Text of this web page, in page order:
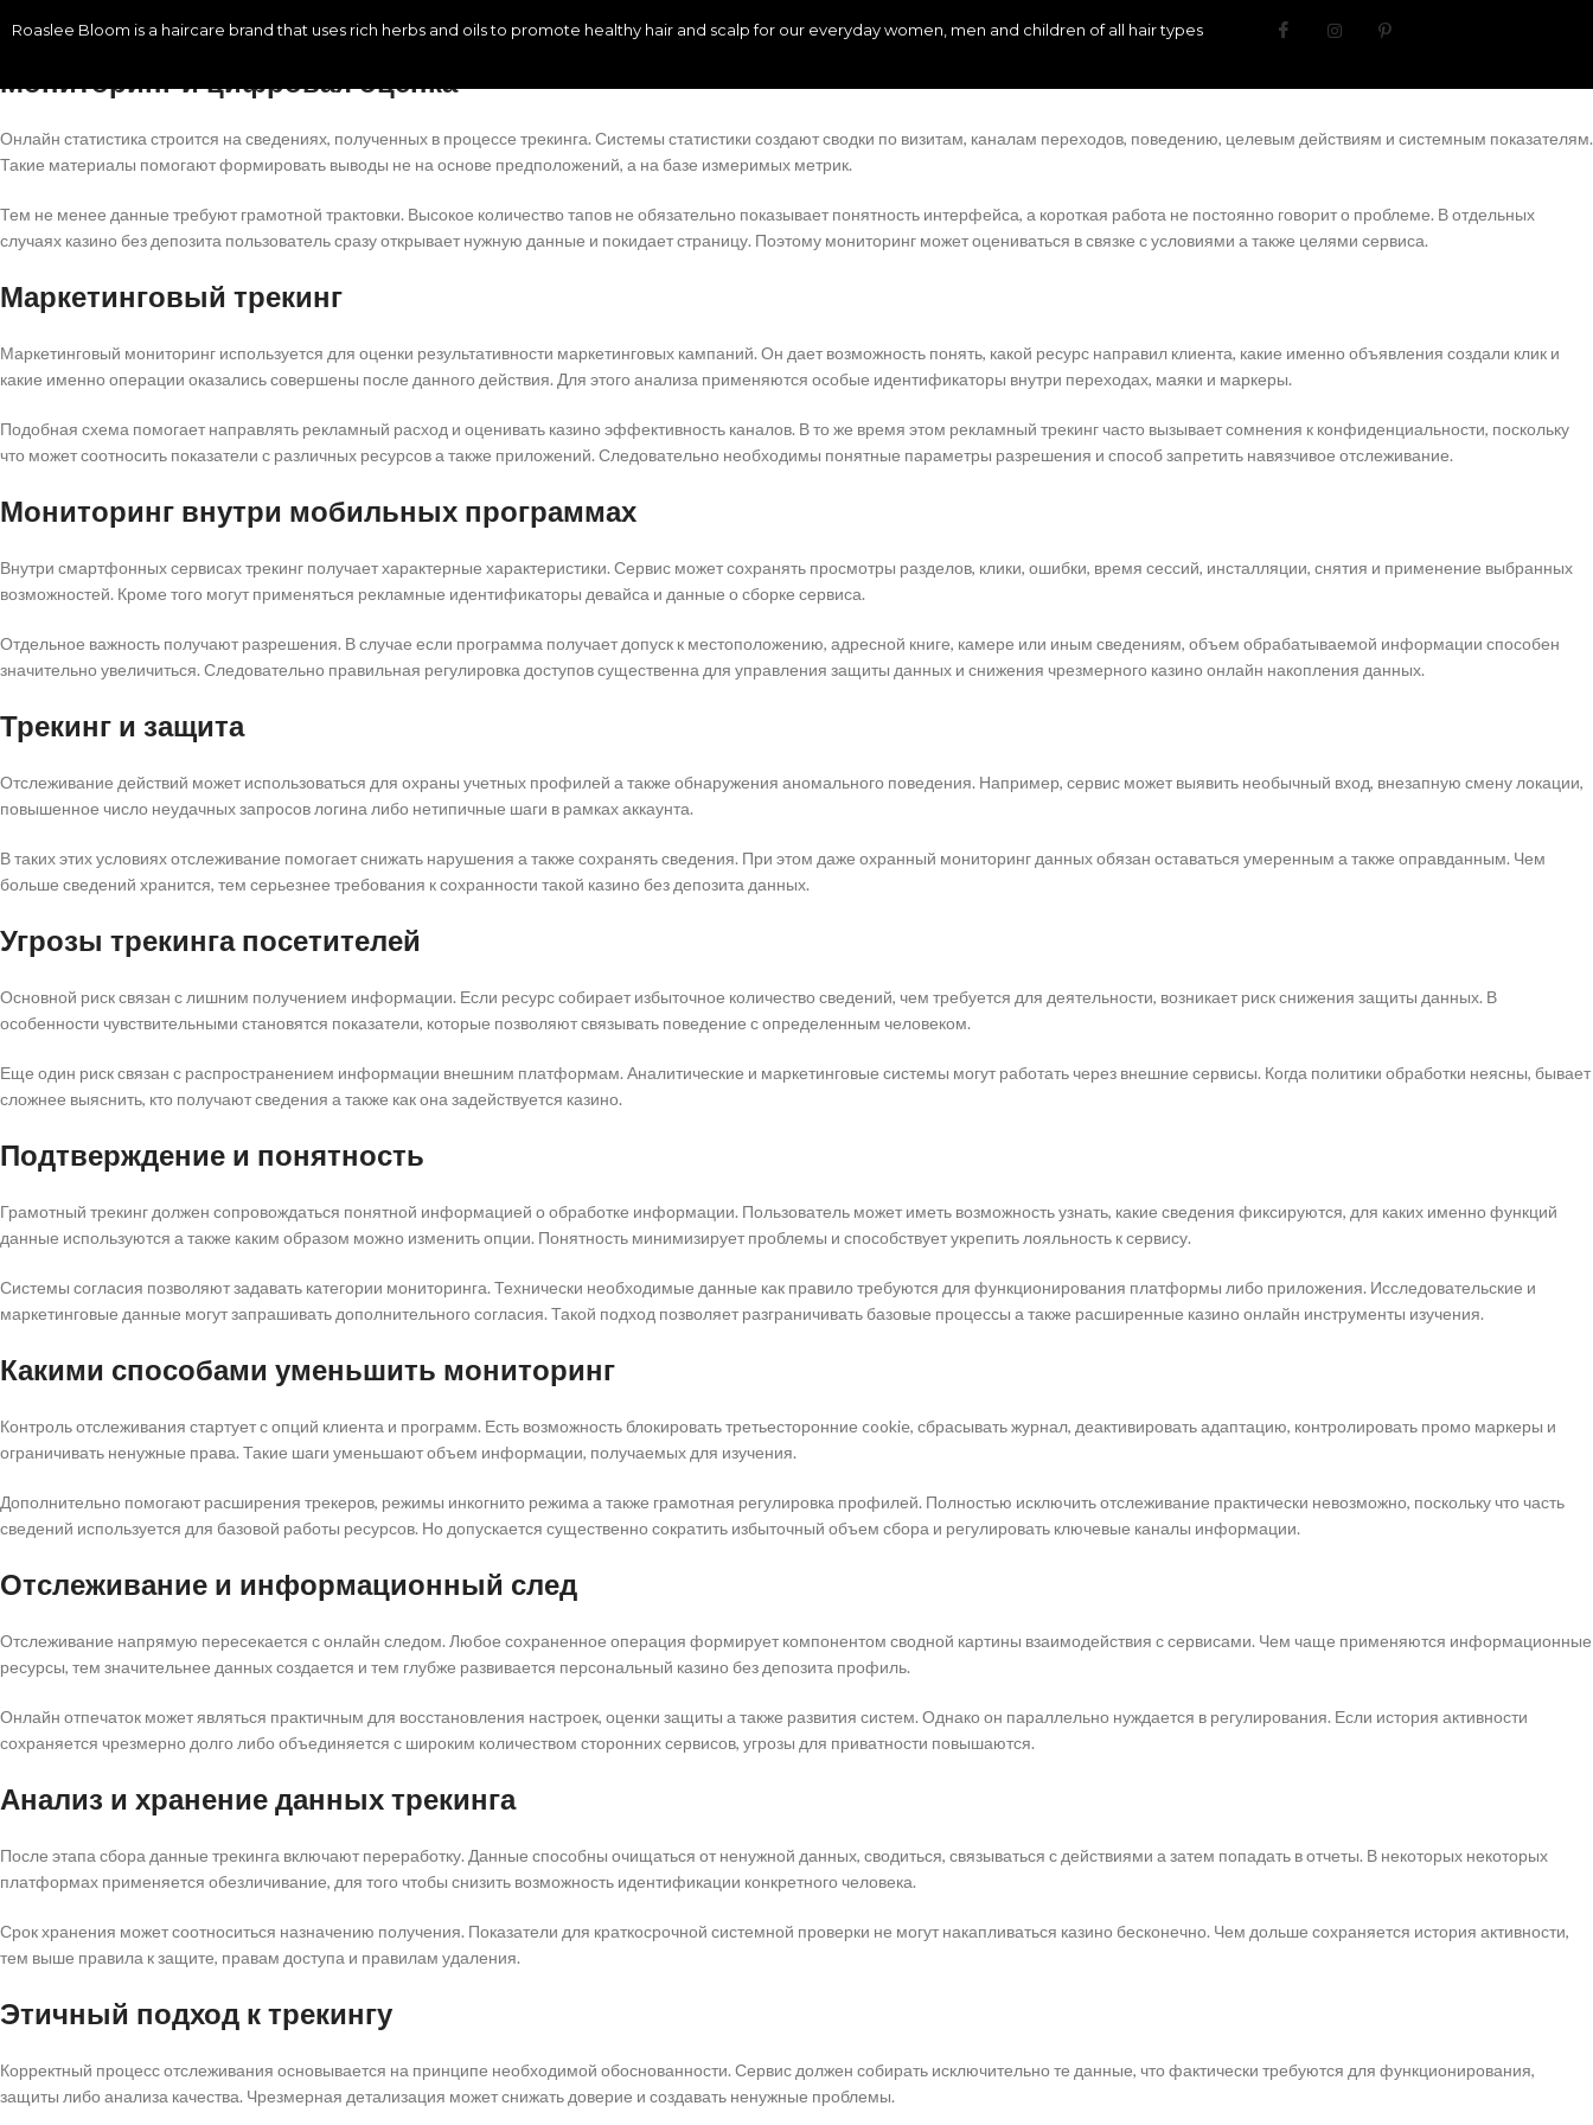
данных.
Мониторинг и цифровая оценка
Онлайн статистика строится на сведениях, полученных в процессе трекинга. Системы статистики создают сводки по визитам, каналам переходов, поведению, целевым действиям и системным показателям.
Такие материалы помогают формировать выводы не на основе предположений, а на базе измеримых метрик.
Тем не менее данные требуют грамотной трактовки. Высокое количество тапов не обязательно показывает понятность интерфейса, а короткая работа не постоянно говорит о проблеме. В отдельных
случаях казино без депозита пользователь сразу открывает нужную данные и покидает страницу. Поэтому мониторинг может оцениваться в связке с условиями а также целями сервиса.
Маркетинговый трекинг
Маркетинговый мониторинг используется для оценки результативности маркетинговых кампаний. Он дает возможность понять, какой ресурс направил клиента, какие именно объявления создали клик и
какие именно операции оказались совершены после данного действия. Для этого анализа применяются особые идентификаторы внутри переходах, маяки и маркеры.
Подобная схема помогает направлять рекламный расход и оценивать казино эффективность каналов. В то же время этом рекламный трекинг часто вызывает сомнения к конфиденциальности, поскольку
что может соотносить показатели с различных ресурсов а также приложений. Следовательно необходимы понятные параметры разрешения и способ запретить навязчивое отслеживание.
Мониторинг внутри мобильных программах
Внутри смартфонных сервисах трекинг получает характерные характеристики. Сервис может сохранять просмотры разделов, клики, ошибки, время сессий, инсталляции, снятия и применение выбранных
возможностей. Кроме того могут применяться рекламные идентификаторы девайса и данные о сборке сервиса.
Отдельное важность получают разрешения. В случае если программа получает допуск к местоположению, адресной книге, камере или иным сведениям, объем обрабатываемой информации способен
значительно увеличиться. Следовательно правильная регулировка доступов существенна для управления защиты данных и снижения чрезмерного казино онлайн накопления данных.
Трекинг и защита
Отслеживание действий может использоваться для охраны учетных профилей а также обнаружения аномального поведения. Например, сервис может выявить необычный вход, внезапную смену локации,
повышенное число неудачных запросов логина либо нетипичные шаги в рамках аккаунта.
В таких этих условиях отслеживание помогает снижать нарушения а также сохранять сведения. При этом даже охранный мониторинг данных обязан оставаться умеренным а также оправданным. Чем
больше сведений хранится, тем серьезнее требования к сохранности такой казино без депозита данных.
Угрозы трекинга посетителей
Основной риск связан с лишним получением информации. Если ресурс собирает избыточное количество сведений, чем требуется для деятельности, возникает риск снижения защиты данных. В
особенности чувствительными становятся показатели, которые позволяют связывать поведение с определенным человеком.
Еще один риск связан с распространением информации внешним платформам. Аналитические и маркетинговые системы могут работать через внешние сервисы. Когда политики обработки неясны, бывает
сложнее выяснить, кто получают сведения а также как она задействуется казино.
Подтверждение и понятность
Грамотный трекинг должен сопровождаться понятной информацией о обработке информации. Пользователь может иметь возможность узнать, какие сведения фиксируются, для каких именно функций
данные используются а также каким образом можно изменить опции. Понятность минимизирует проблемы и способствует укрепить лояльность к сервису.
Системы согласия позволяют задавать категории мониторинга. Технически необходимые данные как правило требуются для функционирования платформы либо приложения. Исследовательские и
маркетинговые данные могут запрашивать дополнительного согласия. Такой подход позволяет разграничивать базовые процессы а также расширенные казино онлайн инструменты изучения.
Какими способами уменьшить мониторинг
Контроль отслеживания стартует с опций клиента и программ. Есть возможность блокировать третьесторонние cookie, сбрасывать журнал, деактивировать адаптацию, контролировать промо маркеры и
ограничивать ненужные права. Такие шаги уменьшают объем информации, получаемых для изучения.
Дополнительно помогают расширения трекеров, режимы инкогнито режима а также грамотная регулировка профилей. Полностью исключить отслеживание практически невозможно, поскольку что часть
сведений используется для базовой работы ресурсов. Но допускается существенно сократить избыточный объем сбора и регулировать ключевые каналы информации.
Отслеживание и информационный след
Отслеживание напрямую пересекается с онлайн следом. Любое сохраненное операция формирует компонентом сводной картины взаимодействия с сервисами. Чем чаще применяются информационные
ресурсы, тем значительнее данных создается и тем глубже развивается персональный казино без депозита профиль.
Онлайн отпечаток может являться практичным для восстановления настроек, оценки защиты а также развития систем. Однако он параллельно нуждается в регулирования. Если история активности
сохраняется чрезмерно долго либо объединяется с широким количеством сторонних сервисов, угрозы для приватности повышаются.
Анализ и хранение данных трекинга
После этапа сбора данные трекинга включают переработку. Данные способны очищаться от ненужной данных, сводиться, связываться с действиями а затем попадать в отчеты. В некоторых некоторых
платформах применяется обезличивание, для того чтобы снизить возможность идентификации конкретного человека.
Срок хранения может соотноситься назначению получения. Показатели для краткосрочной системной проверки не могут накапливаться казино бесконечно. Чем дольше сохраняется история активности,
тем выше правила к защите, правам доступа и правилам удаления.
Этичный подход к трекингу
Корректный процесс отслеживания основывается на принципе необходимой обоснованности. Сервис должен собирать исключительно те данные, что фактически требуются для функционирования,
защиты либо анализа качества. Чрезмерная детализация может снижать доверие и создавать ненужные проблемы.
Roaslee Bloom is a haircare brand that uses rich herbs and oils to promote healthy hair and scalp for our everyday women, men and children of all hair types